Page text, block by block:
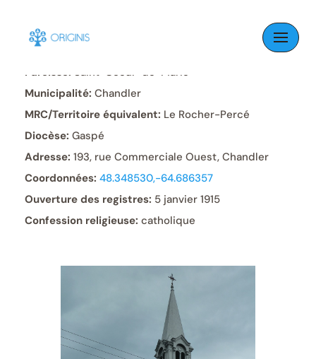
Skip
content
Paroisse: Saint-Coeur-de-Marie
Municipalité: Chandler
MRC/Territoire équivalent: Le Rocher-Percé
Diocèse: Gaspé
Adresse: 193, rue Commerciale Ouest, Chandler
Coordonnées: 48.348530,-64.686357
Ouverture des registres: 5 janvier 1915
Confession religieuse: catholique